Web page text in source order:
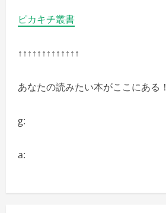
ピカキチ叢書
↑↑↑↑↑↑↑↑↑↑↑↑↑
あなたの読みたい本がここにある！
g:
a: